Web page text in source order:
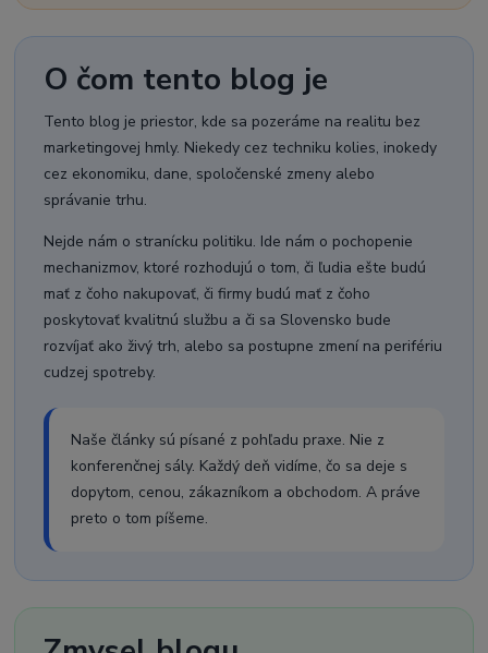
O čom tento blog je
Tento blog je priestor, kde sa pozeráme na realitu bez
marketingovej hmly. Niekedy cez techniku kolies, inokedy
cez ekonomiku, dane, spoločenské zmeny alebo
správanie trhu.
Nejde nám o stranícku politiku. Ide nám o pochopenie
mechanizmov, ktoré rozhodujú o tom, či ľudia ešte budú
mať z čoho nakupovať, či firmy budú mať z čoho
poskytovať kvalitnú službu a či sa Slovensko bude
rozvíjať ako živý trh, alebo sa postupne zmení na perifériu
cudzej spotreby.
Naše články sú písané z pohľadu praxe. Nie z
konferenčnej sály. Každý deň vidíme, čo sa deje s
dopytom, cenou, zákazníkom a obchodom. A práve
preto o tom píšeme.